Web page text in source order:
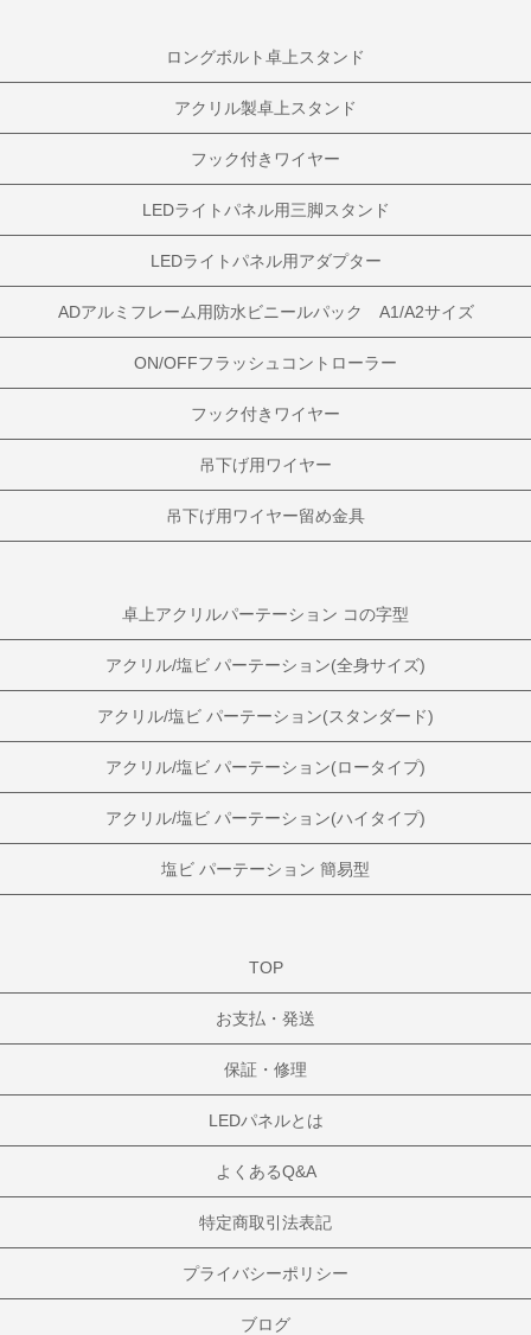
ロングボルト卓上スタンド
アクリル製卓上スタンド
フック付きワイヤー
LEDライトパネル用三脚スタンド
LEDライトパネル用アダプター
ADアルミフレーム用防水ビニールパック A1/A2サイズ
ON/OFFフラッシュコントローラー
フック付きワイヤー
吊下げ用ワイヤー
吊下げ用ワイヤー留め金具
卓上アクリルパーテーション コの字型
アクリル/塩ビ パーテーション(全身サイズ)
アクリル/塩ビ パーテーション(スタンダード)
アクリル/塩ビ パーテーション(ロータイプ)
アクリル/塩ビ パーテーション(ハイタイプ)
塩ビ パーテーション 簡易型
TOP
お支払・発送
保証・修理
LEDパネルとは
よくあるQ&A
特定商取引法表記
プライバシーポリシー
ブログ